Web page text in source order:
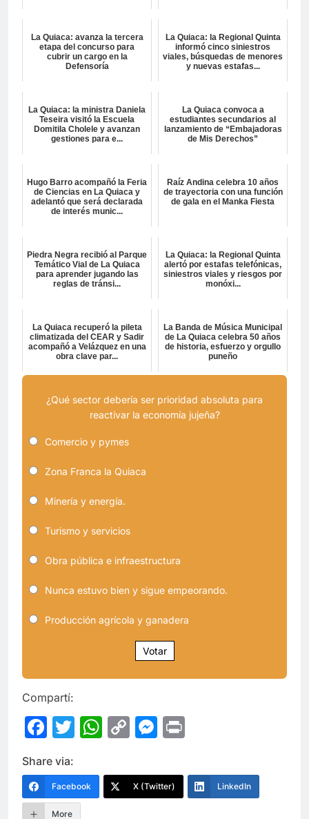
La Quiaca: avanza la tercera
etapa del concurso para
cubrir un cargo en la
Defensoría
La Quiaca: la Regional Quinta
informó cinco siniestros
viales, búsquedas de menores
y nuevas estafas...
La Quiaca: la ministra Daniela
Teseira visitó la Escuela
Domitila Cholele y avanzan
gestiones para e...
La Quiaca convoca a
estudiantes secundarios al
lanzamiento de “Embajadoras
de Mis Derechos”
Hugo Barro acompañó la Feria
de Ciencias en La Quiaca y
adelantó que será declarada
de interés munic...
Raíz Andina celebra 10 años
de trayectoria con una función
de gala en el Manka Fiesta
Piedra Negra recibió al Parque
Temático Vial de La Quiaca
para aprender jugando las
reglas de tránsi...
La Quiaca: la Regional Quinta
alertó por estafas telefónicas,
siniestros viales y riesgos por
monóxi...
La Quiaca recuperó la pileta
climatizada del CEAR y Sadir
acompañó a Velázquez en una
obra clave par...
La Banda de Música Municipal
de La Quiaca celebra 50 años
de historia, esfuerzo y orgullo
puneño
¿Qué sector debería ser prioridad absoluta para
reactivar la economía jujeña?
Comercio y pymes
Zona Franca la Quiaca
Minería y energía.
Turismo y servicios
Obra pública e infraestructura
Nunca estuvo bien y sigue empeorando.
Producción agrícola y ganadera
Votar
Compartí:
Facebook
Twitter
WhatsApp
CopyMessenger
Share via:
Facebook X (Twitter) LinkedIn
More